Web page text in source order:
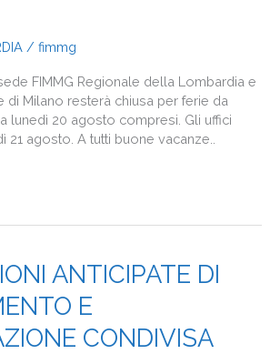
/ fimmg
FIMMG Regionale della Lombardia e
di Milano resterà chiusa per ferie da
lunedì 20 agosto compresi. Gli uffici
21 agosto. A tutti buone vacanze..
ANTICIPATE DI
E
CONDIVISA